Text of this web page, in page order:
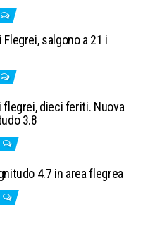
salgono a 21 i
flegrei, dieci feriti. Nuova
3.8
4.7 in area flegrea